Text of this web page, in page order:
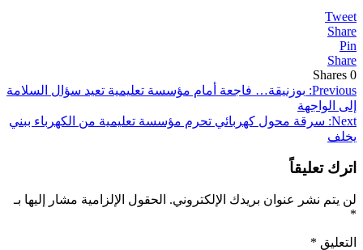
Tweet
Share
Pin
Share
0
Shares
تصفّح
المقالات
Previous: بوزنيقة… فاجعة أمام مؤسسة تعليمية تعيد سؤال السلامة
إلى الواجهة
Next: سرقة محول كهربائي تحرم مؤسسة تعليمية من الكهرباء ببني
يخلف
اترك تعليقاً
لن يتم نشر عنوان بريدك الإلكتروني. الحقول الإلزامية مشار إليها بـ
*
التعليق *